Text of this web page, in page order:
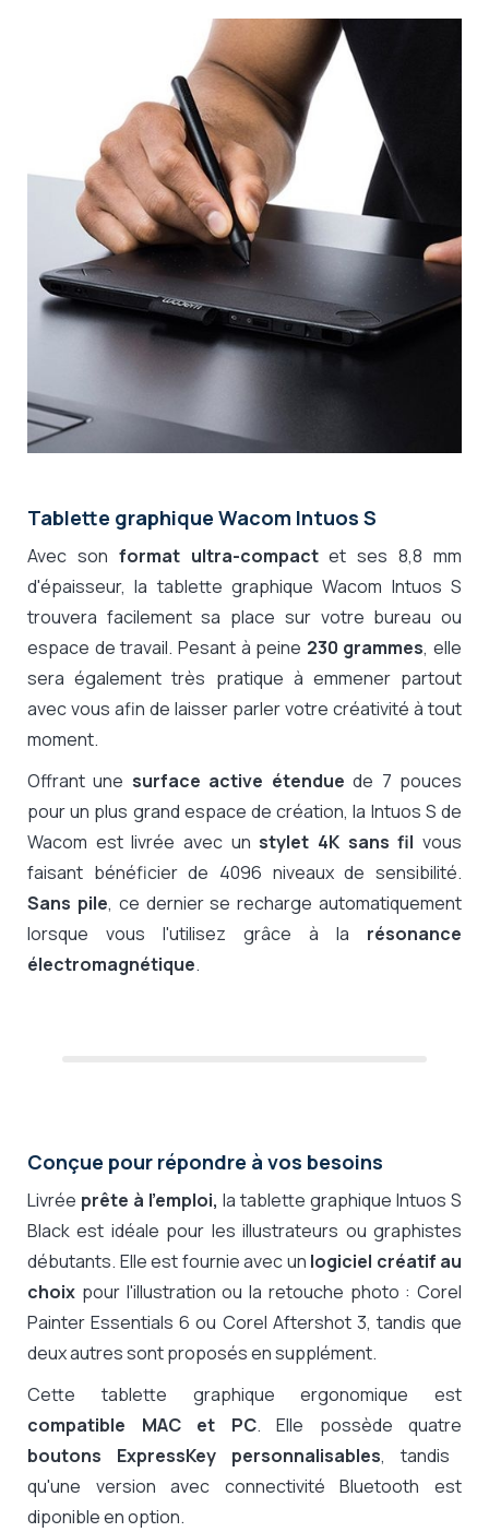
Tablette graphique Wacom Intuos S
Avec son format ultra-compactet ses 8,8 mm
d'épaisseur, la tablette graphique Wacom Intuos S
trouvera facilement sa place sur votre bureau ou
espace de travail. Pesant à peine 230 grammes, elle
sera également très pratique à emmener partout
avec vous afin de laisser parler votre créativité à tout
moment.
Offrant une surface active étendue de 7 pouces
pour un plus grand espace de création, la Intuos S de
Wacom est livrée avec un stylet 4K sans fil vous
faisant bénéficier de 4096 niveaux de sensibilité.
Sans pile, ce dernier se recharge automatiquement
lorsque vous l'utilisez grâce à la résonance
électromagnétique.
Conçue pour répondre à vos besoins
Livrée prête à l'emploi, la tablette graphique Intuos S
Black est idéale pour les illustrateurs ou graphistes
débutants. Elle est fournie avec un logiciel créatif au
choix pour l'illustration ou la retouche photo : Corel
Painter Essentials 6 ou Corel Aftershot 3, tandis que
deux autres sont proposés en supplément.
Cette tablette graphique ergonomique est
compatible MAC et PC. Elle possède quatre
boutons ExpressKey personnalisables, tandis
qu'une version avec connectivité Bluetooth est
diponible en option.